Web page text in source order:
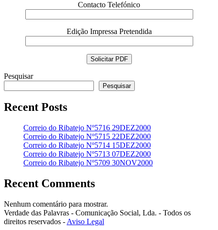
Contacto Telefónico
Edição Impressa Pretendida
Pesquisar
Pesquisar
Recent Posts
Correio do Ribatejo Nº5716 29DEZ2000
Correio do Ribatejo Nº5715 22DEZ2000
Correio do Ribatejo Nº5714 15DEZ2000
Correio do Ribatejo Nº5713 07DEZ2000
Correio do Ribatejo Nº5709 30NOV2000
Recent Comments
Nenhum comentário para mostrar.
Verdade das Palavras - Comunicação Social, Lda. - Todos os
direitos reservados - Aviso Legal